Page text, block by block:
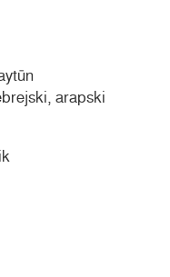
arapski